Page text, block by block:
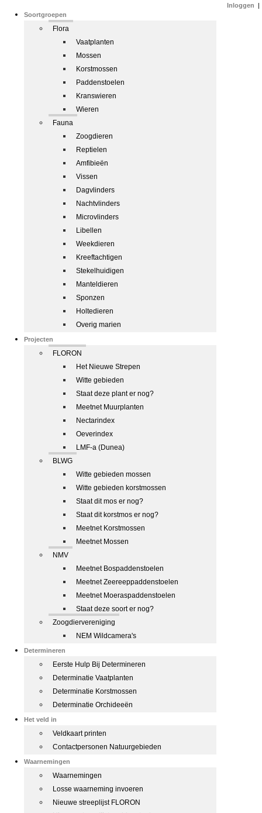
Soortgroepen
Flora
Vaatplanten
Mossen
Korstmossen
Paddenstoelen
Kranswieren
Wieren
Fauna
Zoogdieren
Reptielen
Amfibieën
Vissen
Dagvlinders
Nachtvlinders
Microvlinders
Libellen
Weekdieren
Kreeftachtigen
Stekelhuidigen
Manteldieren
Sponzen
Holtedieren
Overig marien
Projecten
FLORON
Het Nieuwe Strepen
Witte gebieden
Staat deze plant er nog?
Meetnet Muurplanten
Nectarindex
Oeverindex
LMF-a (Dunea)
BLWG
Witte gebieden mossen
Witte gebieden korstmossen
Staat dit mos er nog?
Staat dit korstmos er nog?
Meetnet Korstmossen
Meetnet Mossen
NMV
Meetnet Bospaddenstoelen
Meetnet Zeereeppaddenstoelen
Meetnet Moeraspaddenstoelen
Staat deze soort er nog?
Zoogdiervereniging
NEM Wildcamera's
Determineren
Eerste Hulp Bij Determineren
Determinatie Vaatplanten
Determinatie Korstmossen
Determinatie Orchideeën
Het veld in
Veldkaart printen
Contactpersonen Natuurgebieden
Waarnemingen
Waarnemingen
Losse waarneming invoeren
Nieuwe streeplijst FLORON
Inloggen |